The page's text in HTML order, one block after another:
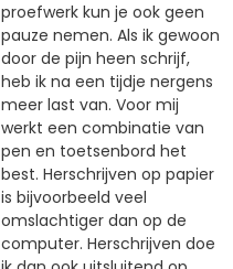
proefwerk kun je ook geen
pauze nemen. Als ik gewoon
door de pijn heen schrijf,
heb ik na een tijdje nergens
meer last van. Voor mij
werkt een combinatie van
pen en toetsenbord het
best. Herschrijven op papier
is bijvoorbeeld veel
omslachtiger dan op de
computer. Herschrijven doe